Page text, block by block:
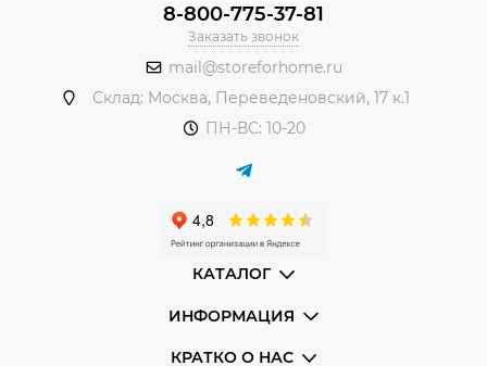
8-800-775-37-81
Заказать звонок
mail@storeforhome.ru
Склад: Москва, Переведеновский, 17 к.1
ПН-ВС: 10-20
КАТАЛОГ
ИНФОРМАЦИЯ
КРАТКО О НАС